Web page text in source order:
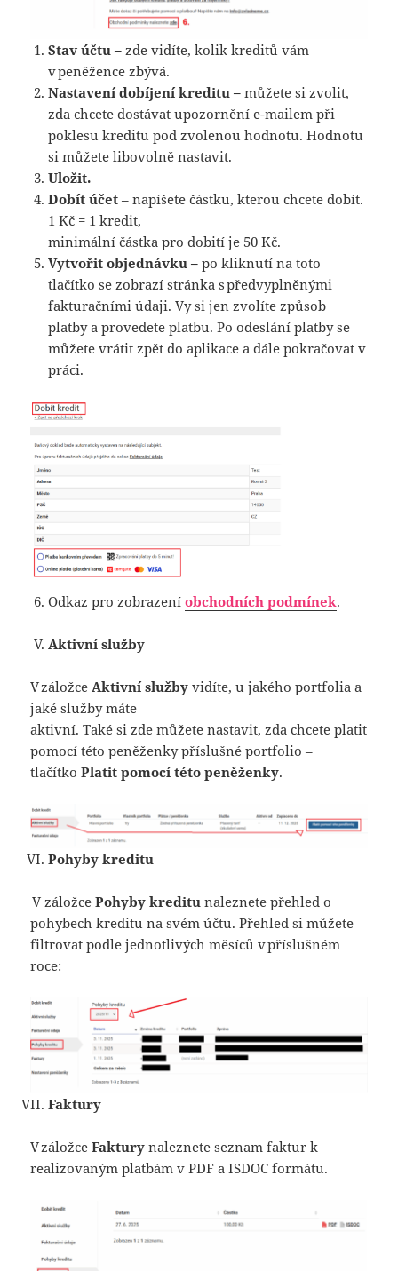
Stav účtu –zde vidíte, kolik kreditů vám
v peněžence zbývá.
Nastavení dobíjení kreditu –můžete si zvolit,
zda chcete dostávat upozornění e-mailem při
poklesu kreditu pod zvolenou hodnotu. Hodnotu
si můžete libovolně nastavit.
Uložit.
Dobít účet – napíšete částku, kterou chcete dobít.
1 Kč = 1 kredit,
minimální částka pro dobití je 50 Kč.
Vytvořit objednávku –po kliknutí na toto
tlačítko se zobrazí stránka s předvyplněnými
fakturačními údaji. Vy si jen zvolíte způsob
platby a provedete platbu. Po odeslání platby se
můžete vrátit zpět do aplikace a dále pokračovat v
práci.
Odkaz pro zobrazeníobchodních podmínek.
Aktivní služby
V záložce Aktivní služby vidíte, u jakého portfolia a
jaké služby máte
aktivní. Také si zde můžete nastavit, zda chcete platit
pomocí této peněženky příslušné portfolio –
tlačítkoPlatit pomocí této peněženky.
Pohyby kreditu
V záložce Pohyby kreditunaleznete přehled o
pohybech kreditu na svém účtu. Přehled si můžete
filtrovat podle jednotlivých měsíců v příslušném
roce:
Faktury
V záložceFaktury naleznete seznam faktur k
realizovaným platbám v PDF a ISDOC formátu.